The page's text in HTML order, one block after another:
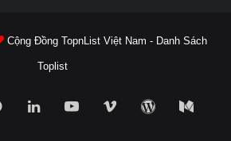
Cộng Đồng TopnList Việt Nam - Danh Sách
Toplist
PinterestLinkedInYouTubeVimeo WordPress